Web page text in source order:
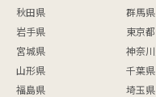
秋田県
岩手県
宮城県
山形県
福島県
群馬県
東京都
神奈
千葉県
埼玉県